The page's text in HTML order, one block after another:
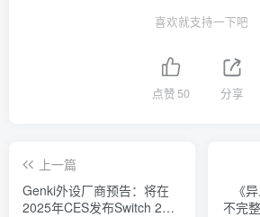
喜欢就支持一下吧
点赞 50 分享
上一篇
Genki外设厂商预告：将在
2025年CES发布Switch 2相
《
不完